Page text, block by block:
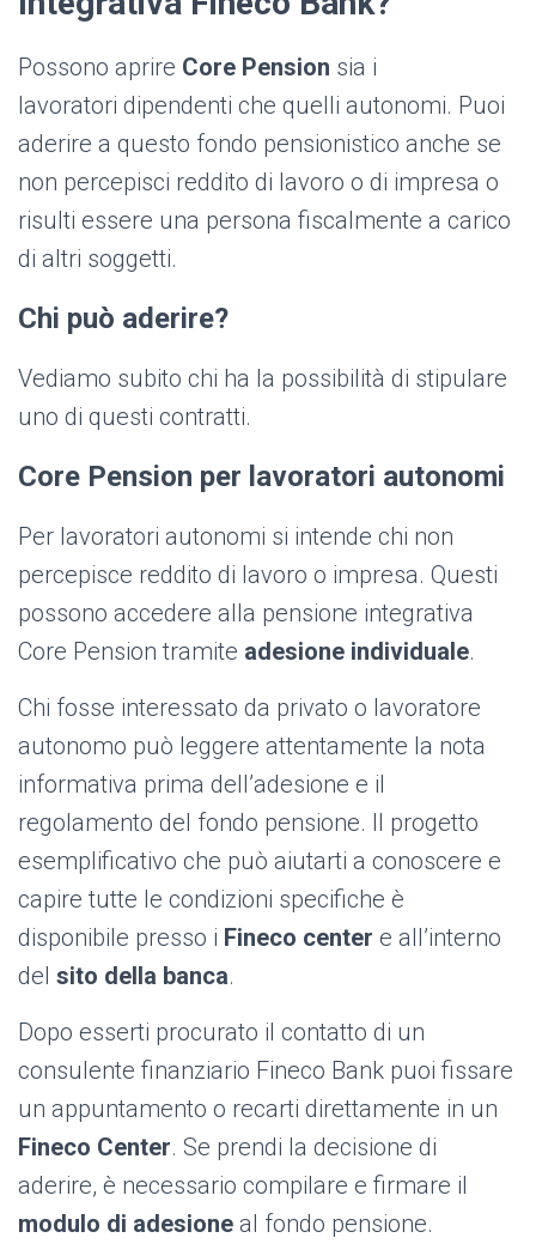
Possono aprire Core Pension sia i
lavoratori dipendenti che quelli autonomi. Puoi
aderire a questo fondo pensionistico anche se
non percepisci reddito di lavoro o di impresa o
risulti essere una persona fiscalmente a carico
di altri soggetti.
Chi può aderire?
Vediamo subito chi ha la possibilità di stipulare
uno di questi contratti.
Core Pension per lavoratori autonomi
Per lavoratori autonomi si intende chi non
percepisce reddito di lavoro o impresa. Questi
possono accedere alla pensione integrativa
Core Pension tramite adesione individuale.
Chi fosse interessato da privato o lavoratore
autonomo può leggere attentamente la nota
informativa prima dell’adesione e il
regolamento del fondo pensione. Il progetto
esemplificativo che può aiutarti a conoscere e
capire tutte le condizioni specifiche è
disponibile presso i Fineco center e all’interno
del sito della banca.
Dopo esserti procurato il contatto di un
consulente finanziario Fineco Bank puoi fissare
un appuntamento o recarti direttamente in un
Fineco Center. Se prendi la decisione di
aderire, è necessario compilare e firmare il
modulo di adesione al fondo pensione.